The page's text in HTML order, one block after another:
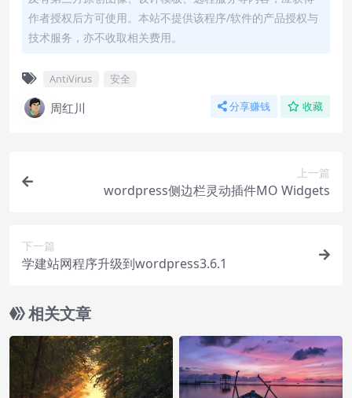
作者授权后方可使用。本站不提供该程序/软件的产品授权与
技术服务，亦不收取相关费用。
AntiVirus 安全
周红川 分享赚钱 收藏
上一篇
wordpress侧边栏灵动插件MO Widgets
下一篇
学建站网程序升级到wordpress3.6.1
相关文章